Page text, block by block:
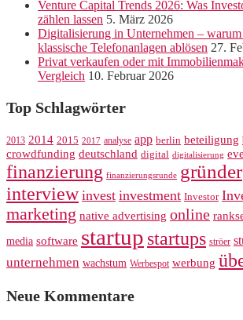
Venture Capital Trends 2026: Was
zählen lassen 5. März 2026
Digitalisierung in Unternehmen –
klassische Telefonanlagen ablösen 27.
Privat verkaufen oder mit
Vergleich 10. Februar 2026
Top Schlagwörter
2013 2014 2015 2017 analyse app berlin beteiligung
crowdfunding deutschland digital digitalisierung
finanzierung finanzierungsrunde gründer
interview invest investment Investor
marketing native advertising online
media software startup startups ströer
unternehmen wachstum Werbespot werbung
Neue Kommentare